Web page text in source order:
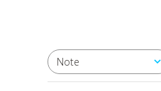
Note
Toutes les évaluations